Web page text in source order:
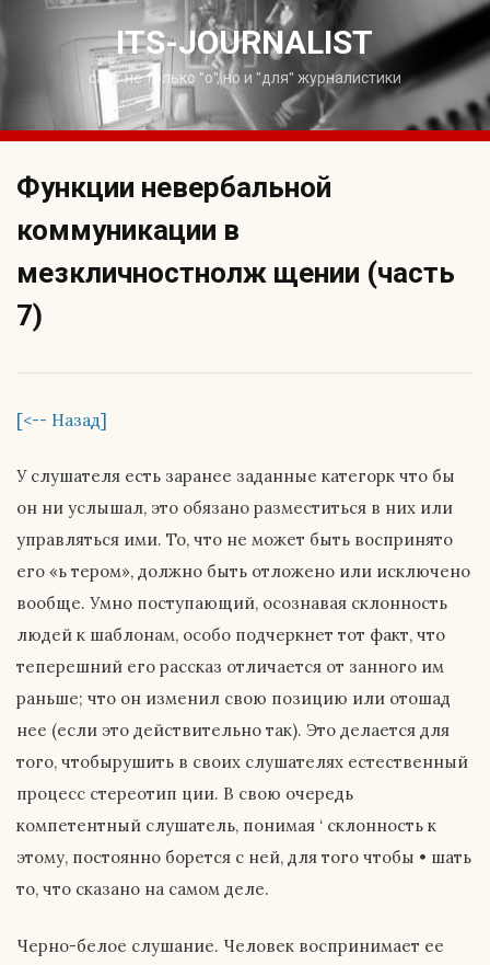
to
content
ITS-JOURNALIST
сайт не только "о", но и "для" журналистики
Функции невербальной
коммуникации в
мезкличностнолж щении (часть
7)
[<-- Назад]
У слушателя есть заранее заданные категорк что бы
он ни услышал, это обязано разместиться в них или
управляться ими. То, что не может быть воспринято
его «ь тером», должно быть отложено или исключено
вообще. Умно поступающий, осознавая склонность
людей к шаблонам, особо подчеркнет тот факт, что
теперешний его рассказ отличается от занного им
раньше; что он изменил свою позицию или отошад
нее (если это действительно так). Это делается для
того, чтобырушить в своих слушателях естественный
процесс стереотип ции. В свою очередь
компетентный слушатель, понимая ‘ склонность к
этому, постоянно борется с ней, для того чтобы • шать
то, что сказано на самом деле.
Черно-белое слушание. Человек воспринимает ее